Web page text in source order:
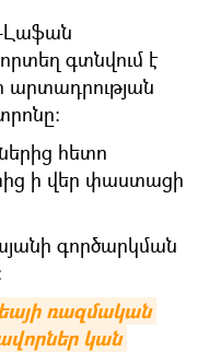
Լաֆան
գտնվում է
արտադրության
հետո
ի վեր փաստացի
գործարկման
ռազմական
կան